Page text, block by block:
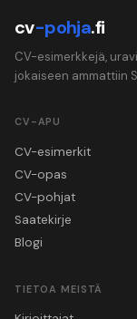
cv-pohja.fi
CV-esimerkkejä,
jokaiseen ammattiin
CV-APU
CV-esimerkit
CV-opas
CV-pohjat
Saatekirje
Blogi
TIETOA MEISTÄ